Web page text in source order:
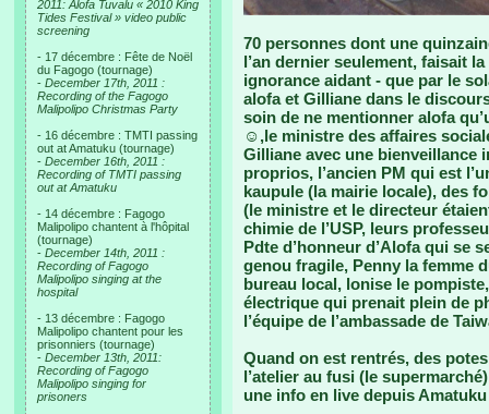
2011: Alofa Tuvalu « 2010 King
Tides Festival » video public
screening
- 17 décembre : Fête de Noël
du Fagogo (tournage)
- December 17th, 2011 :
Recording of the Fagogo
Malipolipo Christmas Party
- 16 décembre : TMTI passing
out at Amatuku (tournage)
- December 16th, 2011 :
Recording of TMTI passing
out at Amatuku
- 14 décembre : Fagogo
Malipolipo chantent à l'hôpital
(tournage)
- December 14th, 2011 :
Recording of Fagogo
Malipolipo singing at the
hospital
- 13 décembre : Fagogo
Malipolipo chantent pour les
prisonniers (tournage)
- December 13th, 2011:
Recording of Fagogo
Malipolipo singing for
prisoners
70 personnes dont une
l’an dernier seulement, faisait
ignorance aidant - que par le
alofa et Gilliane dans le
soin de ne mentionner alofa
☺,le ministre des affaires
Gilliane avec une bienveillance
proprios, l’ancien PM qui est
kaupule (la mairie locale), des
(le ministre et le directeur
chimie de l’USP, leurs
Pdte d’honneur d’Alofa qui se
genou fragile, Penny la femme
bureau local, lonise le
électrique qui prenait plein de
l’équipe de l’ambassade de
Quand on est rentrés, des
l’atelier au fusi (le
une info en live depuis